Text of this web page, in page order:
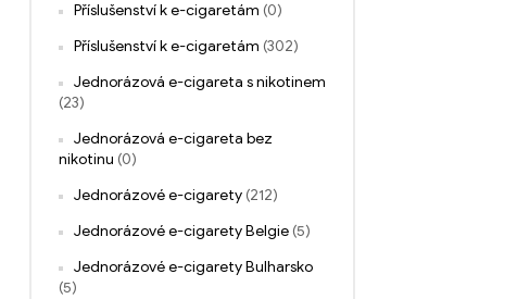
Příslušenství k e-cigaretám (0)
Příslušenství k e-cigaretám (302)
Jednorázová e-cigareta s nikotinem
(23)
Jednorázová e-cigareta bez
nikotinu (0)
Jednorázové e-cigarety (212)
Jednorázové e-cigarety Belgie (5)
Jednorázové e-cigarety Bulharsko
(5)